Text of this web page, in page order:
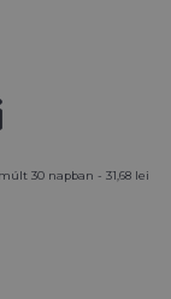
30 napban - 31,68 lei